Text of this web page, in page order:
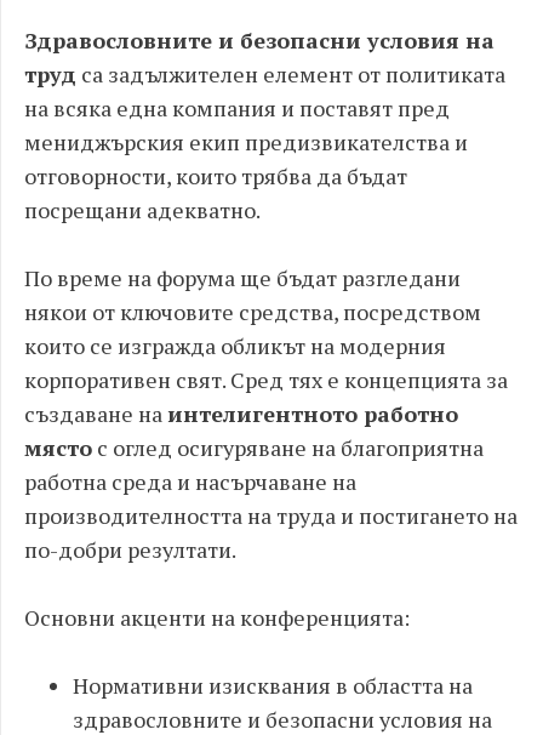
Здравословните и безопасни условия на
труд са задължителен елемент от политиката
на всяка една компания и поставят пред
мениджърския екип предизвикателства и
отговорности, които трябва да бъдат
посрещани адекватно.
По време на форума ще бъдат разгледани
някои от ключовите средства, посредством
които се изгражда обликът на модерния
корпоративен свят. Сред тях е концепцията за
създаване наинтелигентното работно
място с оглед осигуряване на благоприятна
работна среда и насърчаване на
производителността на труда и постигането на
по-добри резултати.
Основни акценти на конференцията:
Нормативни изисквания в областта на
здравословните и безопасни условия на